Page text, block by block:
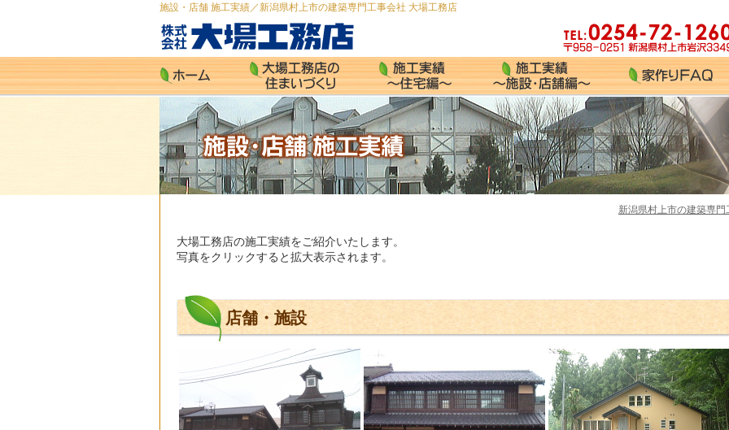
施設・店舗 施工実績／新潟県村上市の建築専門工事会社 大場工務店
新潟県村上市の建築専
大場工務店の施工実績をご紹介いたします。
写真をクリックすると拡大表示されます。
店舗・施設